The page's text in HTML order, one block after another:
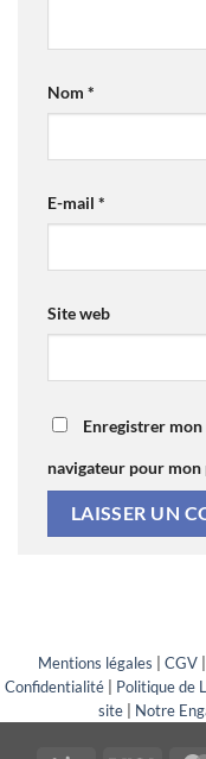
Nom *
E-mail *
Site web
Enregistrer mon
navigateur pour
Mentions légales CGV
Confidentialité| Politique de
site| Notre